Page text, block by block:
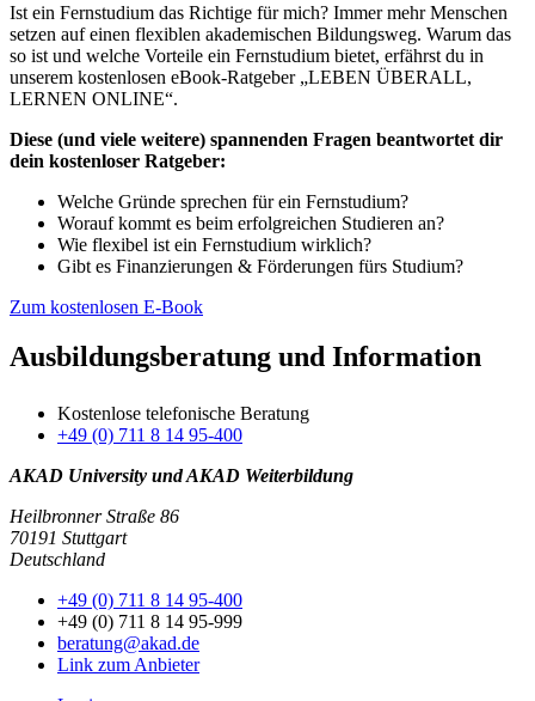
Ist ein Fernstudium das Richtige für mich? Immer mehr Menschen
setzen auf einen flexiblen akademischen Bildungsweg. Warum das
so ist und welche Vorteile ein Fernstudium bietet, erfährst du in
unserem kostenlosen eBook-Ratgeber „LEBEN ÜBERALL,
LERNEN ONLINE“.
Diese (und viele weitere) spannenden Fragen beantwortet dir
dein kostenloser Ratgeber:
Welche Gründe sprechen für ein Fernstudium?
Worauf kommt es beim erfolgreichen Studieren an?
Wie flexibel ist ein Fernstudium wirklich?
Gibt es Finanzierungen & Förderungen fürs Studium?
Zum kostenlosen E-Book
Ausbildungsberatung und Information
Kostenlose telefonische Beratung
+49 (0) 711 8 14 95-400
AKAD University und AKAD Weiterbildung
Heilbronner Straße 86
70191 Stuttgart
Deutschland
+49 (0) 711 8 14 95-400
+49 (0) 711 8 14 95-999
beratung@akad.de
Link zum Anbieter